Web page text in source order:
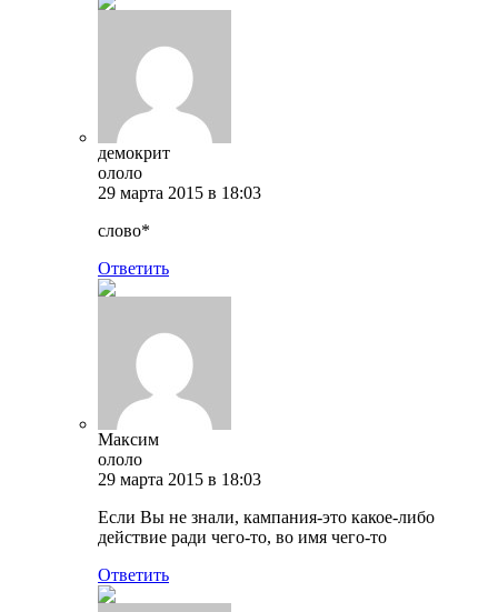
демокрит
ололо
29 марта 2015 в 18:03
слово*
Ответить
Максим
ололо
29 марта 2015 в 18:03
Если Вы не знали, кампания-это какое-либо
действие ради чего-то, во имя чего-то
Ответить